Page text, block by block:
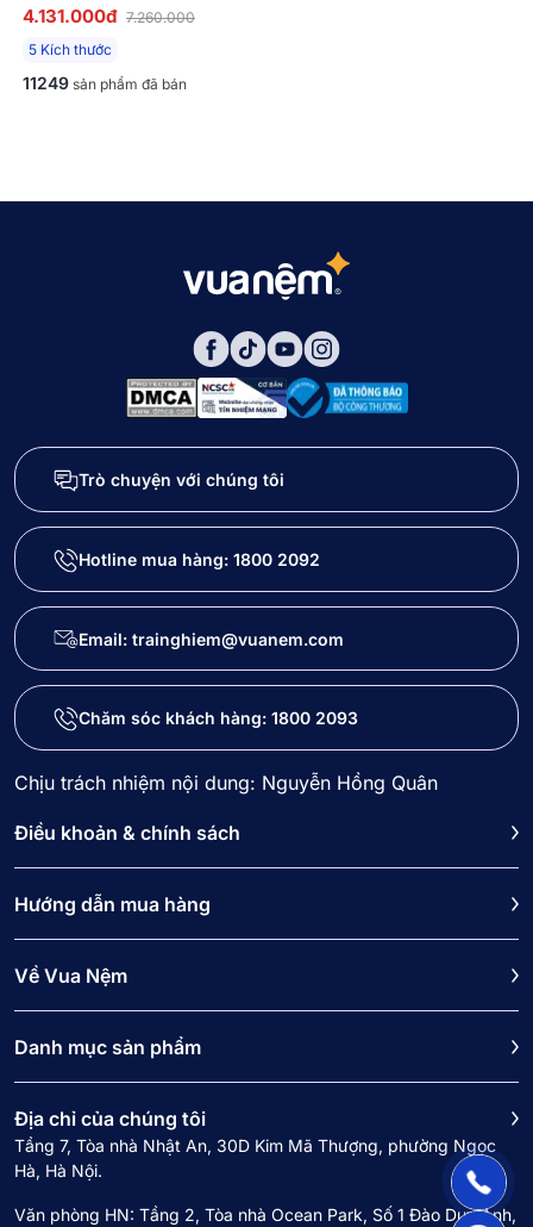
GOODNIGHT MAGIC NÂNG
ĐỠ ÊM ÁI 20CM
4.131.000đ 7.260.000
5 Kích thước
11249 sản phẩm đã bán
Trò chuyện với chúng tôi
Hotline mua hàng: 1800 2092
Email: trainghiem@vuanem.com
Chăm sóc khách hàng: 1800 2093
Chịu trách nhiệm nội dung: Nguyễn Hồng Quân
Điều khoản & chính sách
Hướng dẫn mua hàng
Về Vua Nệm
Danh mục sản phẩm
Địa chỉ của chúng tôi
Tầng 7, Tòa nhà Nhật An, 30D Kim Mã Thượng, phường Ngọc
Hà, Hà Nội.
Văn phòng HN: Tầng 2, Tòa nhà Ocean Park, Số 1 Đào Duy Anh,